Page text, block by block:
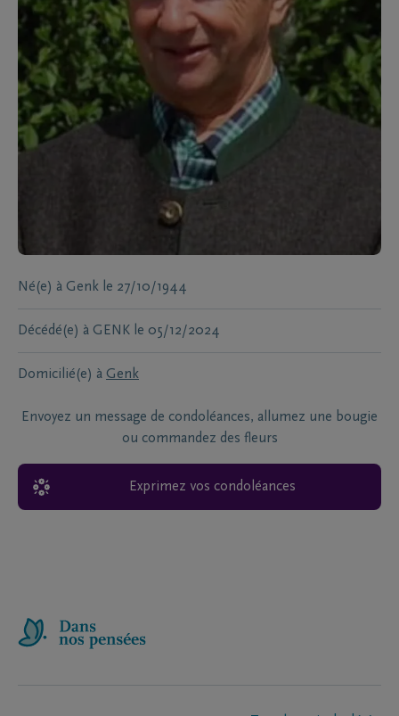
Né(e) à Genk le 27/10/1944
Décédé(e) à GENK le 05/12/2024
Domicilié(e) à Genk
Envoyez un message de condoléances, allumez une bougie
ou commandez des fleurs
Exprimez vos condoléances